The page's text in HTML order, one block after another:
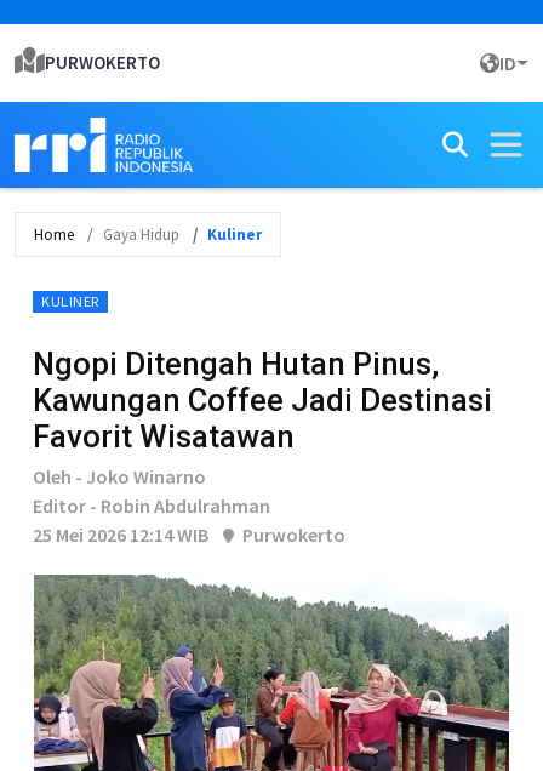
PURWOKERTO ID
Home Gaya Hidup Kuliner
KULINER
Ngopi Ditengah Hutan Pinus,
Kawungan Coffee Jadi Destinasi
Favorit Wisatawan
Oleh - Joko Winarno
Editor - Robin Abdulrahman
25 Mei 2026 12:14 WIB
Purwokerto